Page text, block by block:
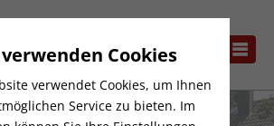
Cookies
verwendet Cookies, um Ihnen
Service zu bieten. Im